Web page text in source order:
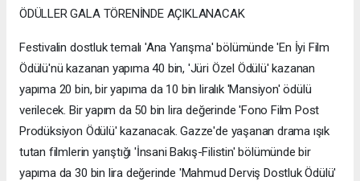
ÖDÜLLER GALA TÖRENİNDE AÇIKLANACAK
Festivalin dostluk temalı 'Ana Yarışma' bölümünde 'En İyi Film
Ödülü'nü kazanan yapıma 40 bin, 'Jüri Özel Ödülü' kazanan
yapıma 20 bin, bir yapıma da 10 bin liralık 'Mansiyon' ödülü
verilecek. Bir yapım da 50 bin lira değerinde 'Fono Film Post
Prodüksiyon Ödülü' kazanacak. Gazze'de yaşanan drama ışık
tutan filmlerin yarıştığı 'İnsani Bakış-Filistin' bölümünde bir
yapıma da 30 bin lira değerinde 'Mahmud Derviş Dostluk Ödülü'